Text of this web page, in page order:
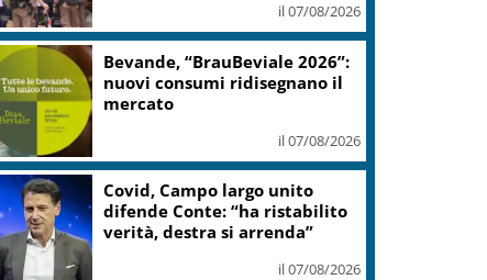
il 07/08/2026
Bevande, “BrauBeviale 2026”:
nuovi consumi ridisegnano il
mercato
il 07/08/2026
Covid, Campo largo unito
difende Conte: “ha ristabilito
verità, destra si arrenda”
il 07/08/2026